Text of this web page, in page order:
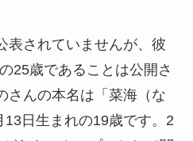
されていませんが、彼
25歳であることは公開さ
さんの本名は「菜海（な
日生まれの19歳です。2